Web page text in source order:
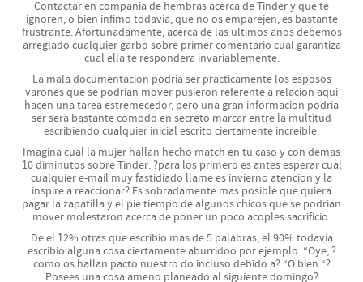
- Circled Text Generator
- UpsideDown Text Generator
- Simple Crazy Text Generator
- Wide Text Generator
- Facebook Fancy Chat Font
Emoticon Lists
- Facebook Emoticon List
- Skype Emoticon List
- AIM Emoticon List
Contactar en compania de hembras acerca de Tinder y que te
ignoren, o bien infimo todavia, que no os emparejen, es bastante
frustrante. Afortunadamente, acerca de las ultimos anos debemos
arreglado cualquier garbo sobre primer comentario cual garantiza
cual ella te respondera invariablemente.
La mala documentacion podri­a ser practicamente los esposos
varones que se podri­an mover pusieron referente a relacion aqui
hacen una tarea estremecedor, pero una gran informacion podri­a
ser sera bastante comodo en secreto marcar entre la multitud
escribiendo cualquier inicial escrito ciertamente increible.
Imagina cual la mujer hallan hecho match en tu caso y con demas
10 diminutos sobre Tinder: ?para los primero es antes esperar cual
cualquier e-mail muy fastidiado llame es invierno atencion y la
inspire a reaccionar? Es sobradamente mas posible que quiera
pagar la zapatilla y el pie tiempo de algunos chicos que se podri­an
mover molestaron acerca de poner un poco acoples sacrificio.
De el 12% otras que escribio mas de 5 palabras, el 90% todavia
escribio alguna cosa ciertamente aburridoo por ejemplo: “Oye, ?
como os hallan pacto nuestro do incluso debido a? “O bien “?
Posees una cosa ameno planeado al siguiente domingo?